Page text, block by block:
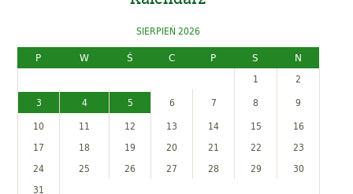
SIERPIEŃ 2026
P
W Ś C P S
N
1
2
3
4 5 6 7 8
9
10
11 12 13 14 15
16
17
18 19 20 21 22
23
24
25 26 27 28 29
30
31